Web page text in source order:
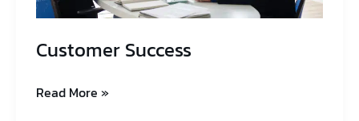
Customer Success
Read More »